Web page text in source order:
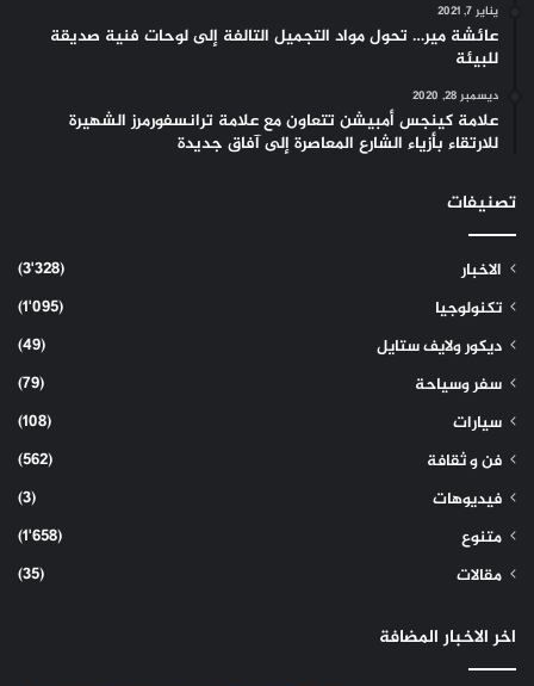
يناير 7, 2021
عائشة مير… تحول مواد التجميل التالفة إلى لوحات فنية صديقة
للبيئة
ديسمبر 28, 2020
علامة كينجس أمبيشن تتعاون مع علامة ترانسفورمرز الشهيرة
للارتقاء بأزياء الشارع المعاصرة إلى آفاق جديدة
تصنيفات
الاخبار
(3٬328)
تكنولوجيا
(1٬095)
ديكور ولايف ستايل
(49)
سفر وسياحة
(79)
سيارات
(108)
فن و ثقافة
(562)
فيديوهات
(3)
متنوع
(1٬658)
مقالات
(35)
اخر الاخبار المضافة